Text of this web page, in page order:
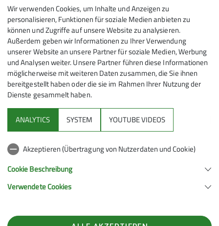
Mitmachen
Klettern
Service
63450 Hanau
Wir verwenden Cookies, um Inhalte und Anzeigen zu
personalisieren, Funktionen für soziale Medien anbieten zu
können und Zugriffe auf unsere Website zu analysieren.
Außerdem geben wir Informationen zu Ihrer Verwendung
unserer Website an unsere Partner für soziale Medien, Werbung
und Analysen weiter. Unsere Partner führen diese Informationen
möglicherweise mit weiteren Daten zusammen, die Sie ihnen
bereitgestellt haben oder die sie im Rahmen Ihrer Nutzung der
Dienste gesammelt haben.
ANALYTICS SYSTEM YOUTUBE VIDEOS
Akzeptieren (Übertragung von Nutzerdaten und Cookie)
Cookie Beschreibung
Verwendete Cookies